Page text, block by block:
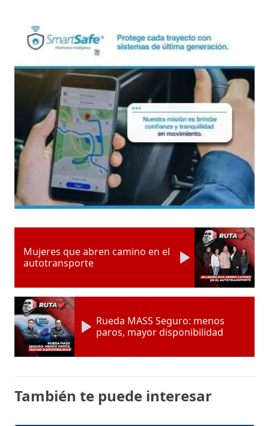
Mujeres que abren camino en el
autotransporte
Rueda MASS Seguro: menos
paros, mayor disponibilidad
También te puede interesar